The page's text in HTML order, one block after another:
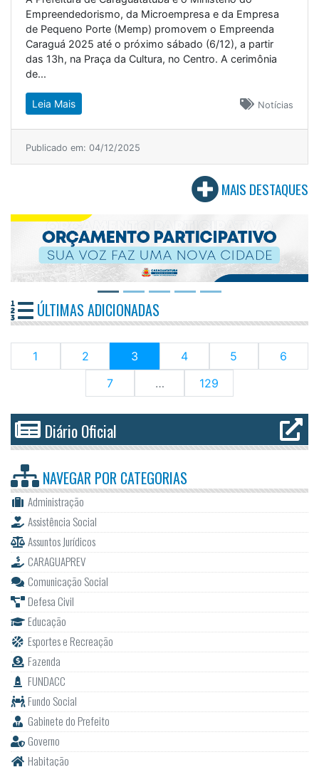
Empreendedorismo, da Microempresa e da Empresa
de Pequeno Porte (Memp) promovem o Empreenda
Caraguá 2025 até o próximo sábado (6/12), a partir
das 13h, na Praça da Cultura, no Centro. A cerimônia
de...
Notícias
Leia Mais
Publicado em: 04/12/2025
MAIS DESTAQUES
ÚLTIMAS ADICIONADAS
1 2 3 (current)4 5
6
7
… 129
Diário Oficial
NAVEGAR POR CATEGORIAS
Administração
Assistência Social
Assuntos Jurídicos
CARAGUAPREV
Comunicação Social
Defesa Civil
Educação
Esportes e Recreação
Fazenda
FUNDACC
Fundo Social
Gabinete do Prefeito
Governo
Habitação